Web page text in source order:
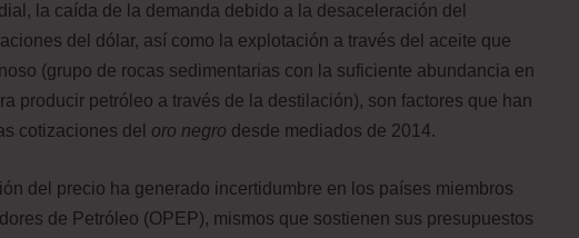
la caída de la demanda debido a la desaceleración del
del dólar, así como la explotación a través del aceite que
(grupo de rocas sedimentarias con la suficiente abundancia en
producir petróleo a través de la destilación), son factores que han
cotizaciones del oro negro desde mediados de 2014.
del precio ha generado incertidumbre en los países miembros
de Petróleo (OPEP), mismos que sostienen sus presupuestos